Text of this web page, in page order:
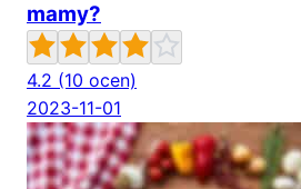
mamy?
4.2 (10 ocen)
2023-11-01